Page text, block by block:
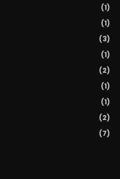
(1)
(1)
(3)
(1)
(2)
(1)
(1)
(2)
(7)